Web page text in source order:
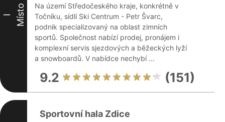
I Místo
Na území Středočeského kraje, konkrétně v
Točníku, sídlí Ski Centrum - Petr Švarc,
podnik specializovaný na oblast zimních
sportů. Společnost nabízí prodej, pronájem i
komplexní servis sjezdových a běžeckých lyží
a snowboardů. V nabídce nechybí ...
9.2 (151)
Sportovní hala Zdice